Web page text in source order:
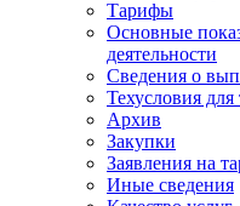
Тарифы
Основные
деятельности
Сведения о
Техусловия
Архив
Закупки
Заявления на
Иные сведения